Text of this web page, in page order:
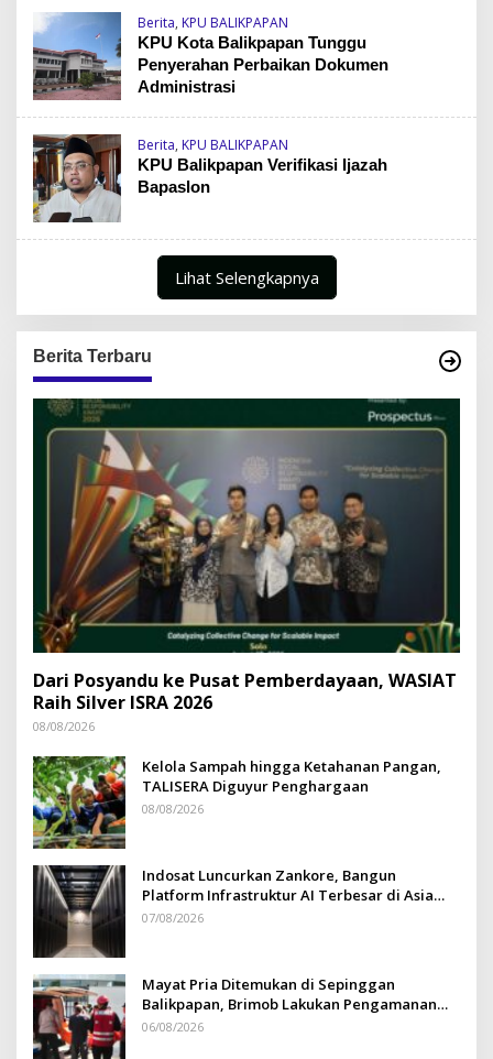
Berita, KPU BALIKPAPAN
KPU Kota Balikpapan Tunggu
Penyerahan Perbaikan Dokumen
Administrasi
Berita, KPU BALIKPAPAN
KPU Balikpapan Verifikasi Ijazah
Bapaslon
Lihat Selengkapnya
Berita Terbaru
Dari Posyandu ke Pusat Pemberdayaan, WASIAT
Raih Silver ISRA 2026
08/08/2026
Kelola Sampah hingga Ketahanan Pangan,
TALISERA Diguyur Penghargaan
08/08/2026
Indosat Luncurkan Zankore, Bangun
Platform Infrastruktur AI Terbesar di Asia
Tenggara
07/08/2026
Mayat Pria Ditemukan di Sepinggan
Balikpapan, Brimob Lakukan Pengamanan
TKP
06/08/2026